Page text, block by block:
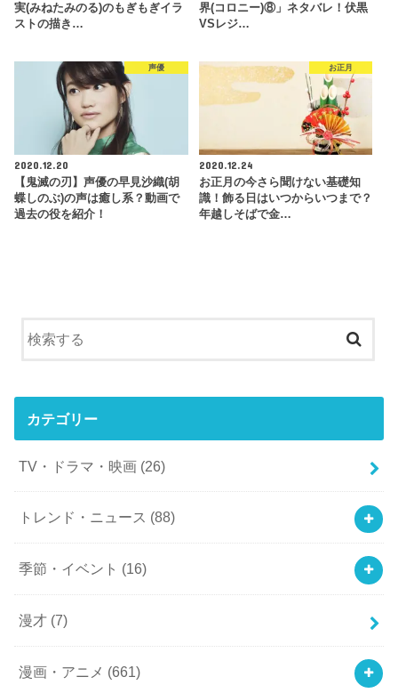
実(みねたみのる)のもぎもぎイラ
ストの描き…
界(コロニー)⑧」ネタバレ！伏黒
VSレジ…
声優
2020.12.20
【鬼滅の刃】声優の早見沙織(胡
蝶しのぶ)の声は癒し系？動画で
過去の役を紹介！
お正月
2020.12.24
お正月の今さら聞けない基礎知
識！飾る日はいつからいつまで？
年越しそばで金…
カテゴリー
TV・ドラマ・映画 (26)
トレンド・ニュース (88)
季節・イベント (16)
漫才 (7)
漫画・アニメ (661)